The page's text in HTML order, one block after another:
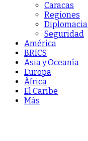
Caracas
Regiones
Diplomacia
Seguridad
América
BRICS
Asia y Oceanía
Europa
África
El Caribe
Más